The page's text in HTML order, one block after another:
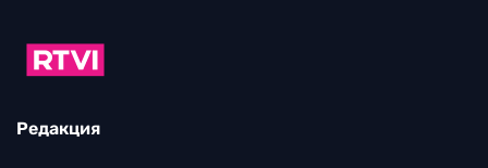
Редакция